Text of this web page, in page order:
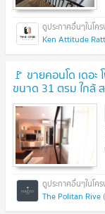
Ken Attitude
🚩 ขายคอนโด เดอ
ขนาด 31 ตรม ใกล้
The Politan Rive